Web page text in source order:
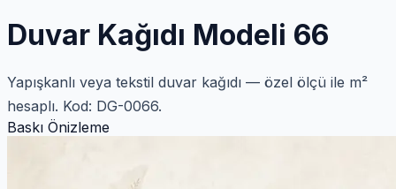
Duvar Kağıdı Modeli 66
Yapışkanlı veya tekstil duvar kağıdı — özel ölçü ile m²
hesaplı. Kod: DG-0066.
Baskı Önizleme